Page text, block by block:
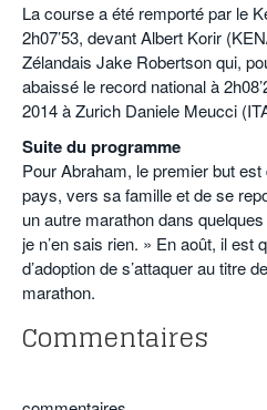
La course a été remporté par le
2h07’53, devant Albert Korir
Zélandais Jake Robertson qui,
abaissé le record national à
2014 à Zurich Daniele Meucci
Suite du programme
Pour Abraham, le premier but
pays, vers sa famille et de se
un autre marathon dans
je n’en sais rien. » En août, il est
d’adoption de s’attaquer au titre
marathon.
Commentaires